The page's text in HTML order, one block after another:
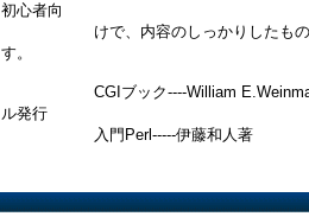
初心者向
けで、内容のしっかりしたものと
す。
CGIブック----William E.Weinman
ル発行
入門Perl-----伊藤和人著 株